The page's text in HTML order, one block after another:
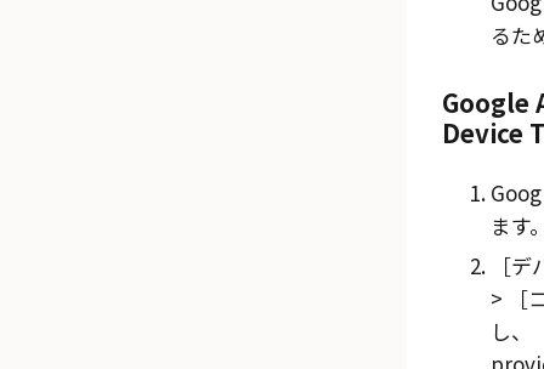
るた
Google
Device
ます
デ
し、